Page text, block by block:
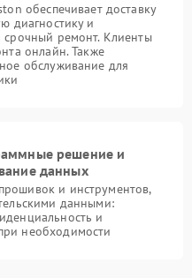
обеспечивает доставку
диагностику и
срочный ремонт. Клиенты
онлайн. Также
обслуживание для
решение и
данных
и инструментов,
данными:
и
необходимости